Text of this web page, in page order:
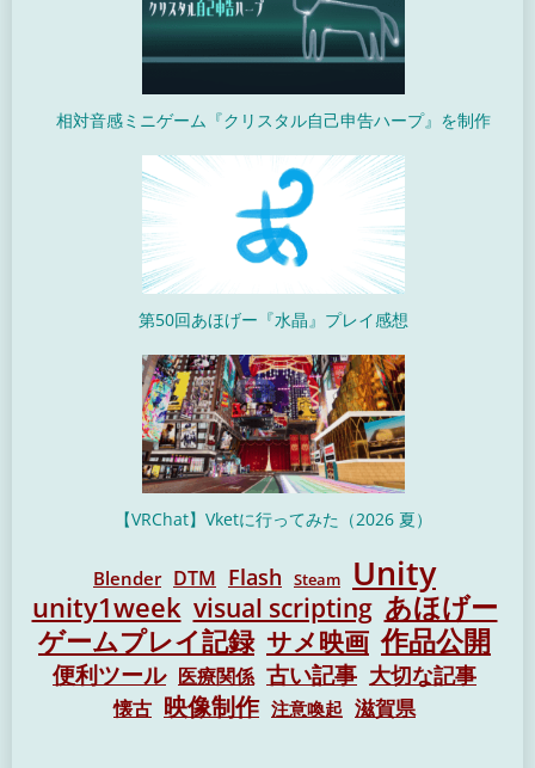
相対音感ミニゲーム『クリスタル自己申告ハープ』を制作
第50回あほげー『水晶』プレイ感想
【VRChat】Vketに行ってみた（2026 夏）
Blender DTM Flash Steam Unity
unity1week visual scripting あほげー
ゲームプレイ記録 サメ映画 作品公開
便利ツール 医療関係 古い記事 大切な記事
懐古 映像制作 注意喚起 滋賀県